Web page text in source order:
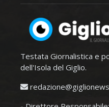
Testata Giornalistica e
dell'Isola del Giglio.